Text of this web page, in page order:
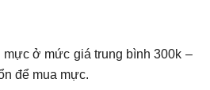
mực ở mức giá trung bình 300k –
để mua mực.